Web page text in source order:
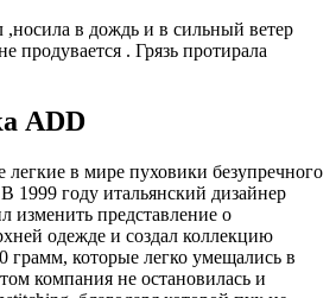
,носила в дождь и в сильный ветер
продувается . Грязь протирала
ADD
в мире пуховики безупречного
1999 году итальянский дизайнер
представление о
одежде и создал коллекцию
грамм, которые легко умещались в
компания не остановилась и